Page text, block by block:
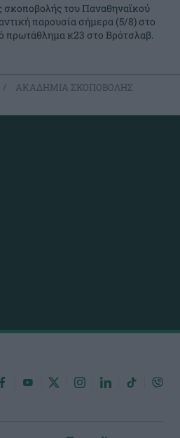
σκοποβολής του Παναθηναϊκού
παρουσία σήμερα (5/8) στο
πρωτάθλημα κ23 στο Βρότσλαβ.
ΑΚΑΔΗΜΙΑ ΣΚΟΠΟΒΟΛΗΣ